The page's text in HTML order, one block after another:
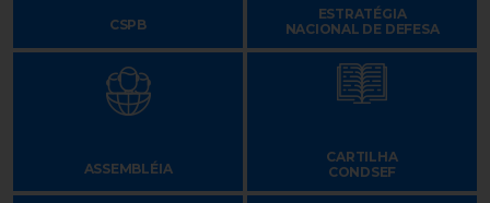
CSPB
ESTRATÉGIA
NACIONAL DE DEFESA
ASSEMBLÉIA
CARTILHA
CONDSEF